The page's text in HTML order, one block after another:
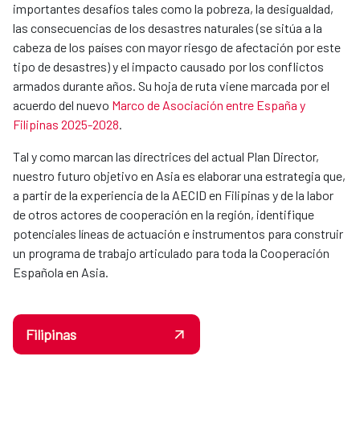
importantes desafíos tales como la pobreza, la desigualdad,
las consecuencias de los desastres naturales (se sitúa a la
cabeza de los países con mayor riesgo de afectación por este
tipo de desastres) y el impacto causado por los conflictos
armados durante años. Su hoja de ruta viene marcada por el
acuerdo del nuevo Marco de Asociación entre España y
Filipinas 2025-2028.
Tal y como marcan las directrices del actual Plan Director,
nuestro futuro objetivo en Asia es elaborar una estrategia que,
a partir de la experiencia de la AECID en Filipinas y de la labor
de otros actores de cooperación en la región, identifique
potenciales líneas de actuación e instrumentos para construir
un programa de trabajo articulado para toda la Cooperación
Española en Asia.
Filipinas